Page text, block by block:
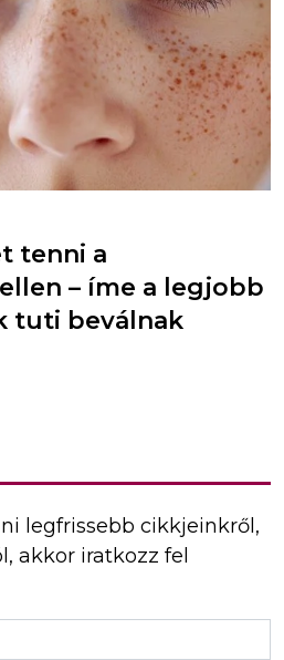
tenni a
– íme a legjobb
tuti beválnak
legfrissebb cikkjeinkről,
akkor iratkozz fel